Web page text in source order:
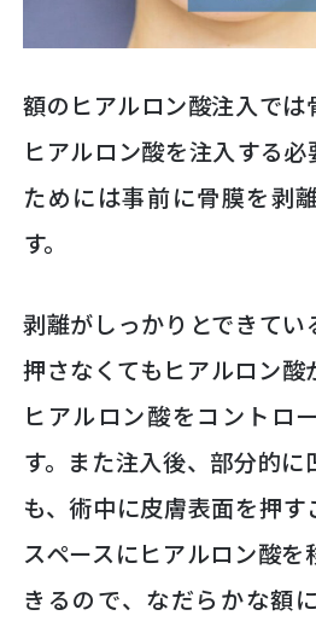
額のヒアルロン酸注入では
ヒアルロン酸を注入する
ためには事前に骨膜を剥
す。
剥離がしっかりとできてい
押さなくてもヒアルロン
ヒアルロン酸をコントロ
す。また注入後、部分的
も、術中に皮膚表面を押
スペースにヒアルロン酸
きるので、なだらかな額